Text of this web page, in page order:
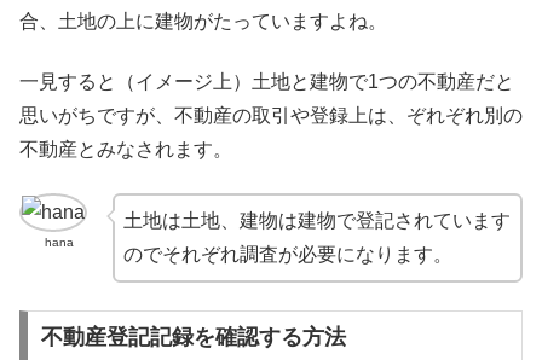
合、土地の上に建物がたっていますよね。
一見すると（イメージ上）土地と建物で1つの不動産だと
思いがちですが、不動産の取引や登録上は、ぞれぞれ別の
不動産とみなされます。
hana
土地は土地、建物は建物で登記されています
のでそれぞれ調査が必要になります。
不動産登記記録を確認する方法